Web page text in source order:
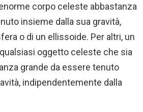
corpo celeste abbastanza
insieme dalla sua gravità,
o di un ellissoide. Per altri, un
oggetto celeste che sia
grande da essere tenuto
indipendentemente dalla